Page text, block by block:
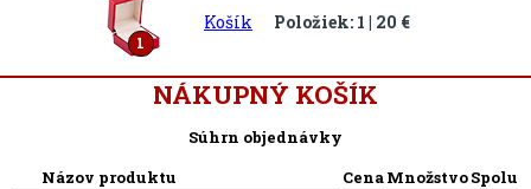
1
Košík Položiek: 1 | 20 €
NÁKUPNÝ KOŠÍK
Súhrn objednávky
Názov produktu
CenaMnožstvoSpolu